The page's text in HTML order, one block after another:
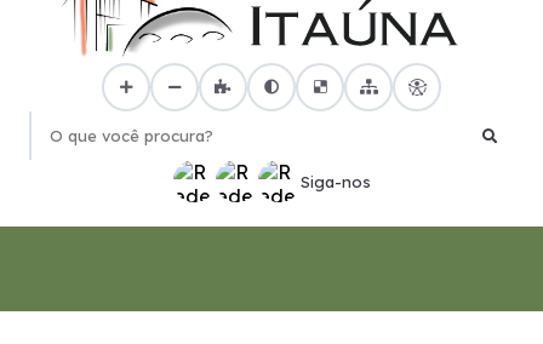
O que você procura?
Siga-nos